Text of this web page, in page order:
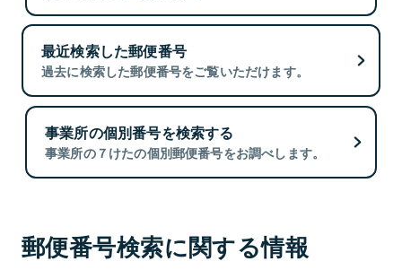
最近検索した郵便番号
過去に検索した郵便番号をご覧いただけます。
事業所の個別番号を検索する
事業所の７けたの個別郵便番号をお調べします。
郵便番号検索に関する情報